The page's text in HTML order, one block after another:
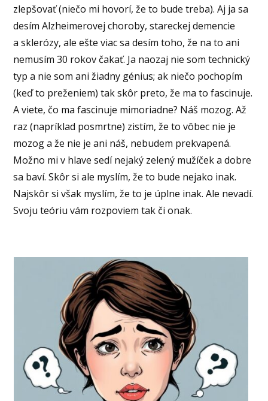
zlepšovať (niečo mi hovorí, že to bude treba). Aj ja sa
desím Alzheimerovej choroby, stareckej demencie
a sklerózy, ale ešte viac sa desím toho, že na to ani
nemusím 30 rokov čakať. Ja naozaj nie som technický
typ a nie som ani žiadny génius; ak niečo pochopím
(keď to preženiem) tak skôr preto, že ma to fascinuje.
A viete, čo ma fascinuje mimoriadne? Náš mozog. Až
raz (napríklad posmrtne) zistím, že to vôbec nie je
mozog a že nie je ani náš, nebudem prekvapená.
Možno mi v hlave sedí nejaký zelený mužíček a dobre
sa baví. Skôr si ale myslím, že to bude nejako inak.
Najskôr si však myslím, že to je úplne inak. Ale nevadí.
Svoju teóriu vám rozpoviem tak či onak.